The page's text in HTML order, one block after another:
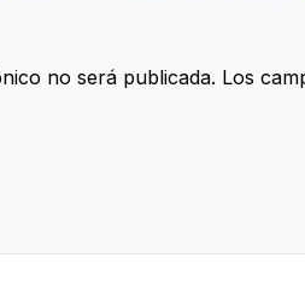
no será publicada. Los